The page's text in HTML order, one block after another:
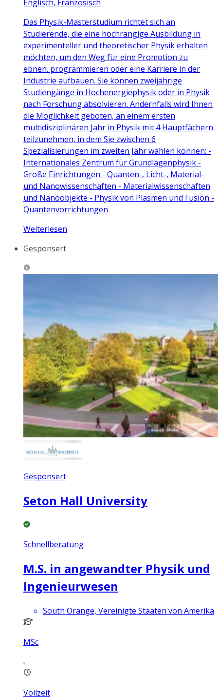
Englisch, Französisch
Das Physik-Masterstudium richtet sich an
Studierende, die eine hochrangige Ausbildung in
experimenteller und theoretischer Physik erhalten
möchten, um den Weg für eine Promotion zu
ebnen. programmieren oder eine Karriere in der
Industrie aufbauen. Sie können zweijährige
Studiengänge in Hochenergiephysik oder in Physik
nach Forschung absolvieren. Andernfalls wird Ihnen
die Möglichkeit geboten, an einem ersten
multidisziplinären Jahr in Physik mit 4 Hauptfächern
teilzunehmen, in dem Sie zwischen 6
Spezialisierungen im zweiten Jahr wählen können: -
Internationales Zentrum für Grundlagenphysik -
Große Einrichtungen - Quanten-, Licht-, Material-
und Nanowissenschaften - Materialwissenschaften
und Nanoobjekte - Physik von Plasmen und Fusion -
Quantenvorrichtungen
Weiterlesen
Gesponsert
Gesponsert
Seton Hall University
Schnellberatung
M.S. in angewandter Physik und
Ingenieurwesen
South Orange, Vereinigte Staaten von Amerika
MSc
Vollzeit